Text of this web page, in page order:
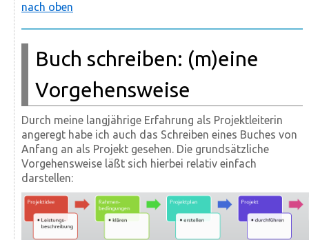
nach oben
Buch schreiben: (m)eine
Vorgehensweise
Durch meine langjährige Erfahrung als Projektleiterin
angeregt habe ich auch das Schreiben eines Buches von
Anfang an als Projekt gesehen. Die grundsätzliche
Vorgehensweise läßt sich hierbei relativ einfach
darstellen: